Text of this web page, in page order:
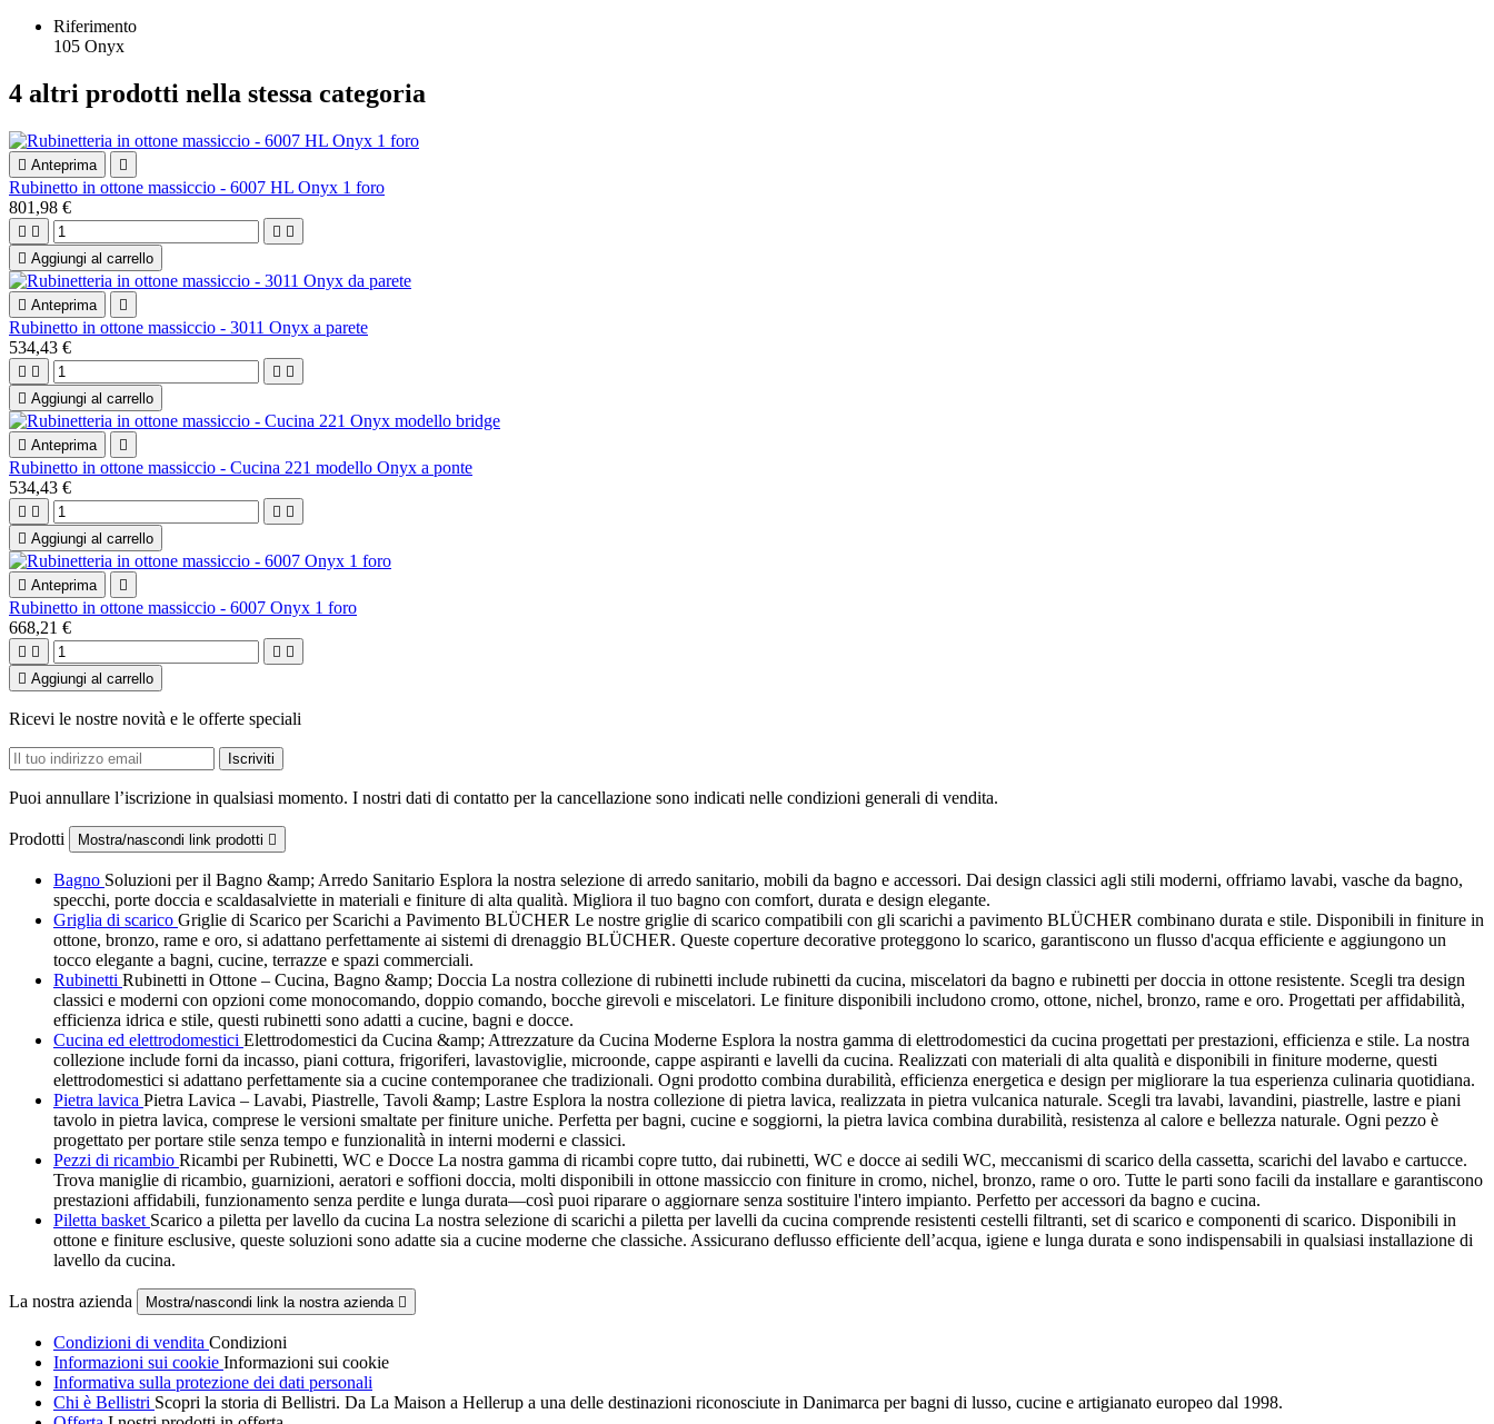
Riferimento
105 Onyx
4 altri prodotti nella stessa categoria
 Anteprima 
Rubinetto in ottone massiccio - 6007 HL Onyx 1 foro
801,98 €
   
 Aggiungi al carrello
 Anteprima 
Rubinetto in ottone massiccio - 3011 Onyx a parete
534,43 €
   
 Aggiungi al carrello
 Anteprima 
Rubinetto in ottone massiccio - Cucina 221 modello Onyx a ponte
534,43 €
   
 Aggiungi al carrello
 Anteprima 
Rubinetto in ottone massiccio - 6007 Onyx 1 foro
668,21 €
   
 Aggiungi al carrello
Ricevi le nostre novità e le offerte speciali
Puoi annullare l’iscrizione in qualsiasi momento. I nostri dati di contatto per la cancellazione sono indicati nelle condizioni generali di vendita.
Prodotti Mostra/nascondi link prodotti 
Bagno Soluzioni per il Bagno &amp; Arredo Sanitario Esplora la nostra selezione di arredo sanitario, mobili da bagno e accessori. Dai design classici agli stili moderni, offriamo lavabi, vasche da bagno,
specchi, porte doccia e scaldasalviette in materiali e finiture di alta qualità. Migliora il tuo bagno con comfort, durata e design elegante.
Griglia di scarico Griglie di Scarico per Scarichi a Pavimento BLÜCHER Le nostre griglie di scarico compatibili con gli scarichi a pavimento BLÜCHER combinano durata e stile. Disponibili in finiture in
ottone, bronzo, rame e oro, si adattano perfettamente ai sistemi di drenaggio BLÜCHER. Queste coperture decorative proteggono lo scarico, garantiscono un flusso d'acqua efficiente e aggiungono un
tocco elegante a bagni, cucine, terrazze e spazi commerciali.
Rubinetti Rubinetti in Ottone – Cucina, Bagno &amp; Doccia La nostra collezione di rubinetti include rubinetti da cucina, miscelatori da bagno e rubinetti per doccia in ottone resistente. Scegli tra design
classici e moderni con opzioni come monocomando, doppio comando, bocche girevoli e miscelatori. Le finiture disponibili includono cromo, ottone, nichel, bronzo, rame e oro. Progettati per affidabilità,
efficienza idrica e stile, questi rubinetti sono adatti a cucine, bagni e docce.
Cucina ed elettrodomestici Elettrodomestici da Cucina &amp; Attrezzature da Cucina Moderne Esplora la nostra gamma di elettrodomestici da cucina progettati per prestazioni, efficienza e stile. La nostra
collezione include forni da incasso, piani cottura, frigoriferi, lavastoviglie, microonde, cappe aspiranti e lavelli da cucina. Realizzati con materiali di alta qualità e disponibili in finiture moderne, questi
elettrodomestici si adattano perfettamente sia a cucine contemporanee che tradizionali. Ogni prodotto combina durabilità, efficienza energetica e design per migliorare la tua esperienza culinaria quotidiana.
Pietra lavica Pietra Lavica – Lavabi, Piastrelle, Tavoli &amp; Lastre Esplora la nostra collezione di pietra lavica, realizzata in pietra vulcanica naturale. Scegli tra lavabi, lavandini, piastrelle, lastre e piani
tavolo in pietra lavica, comprese le versioni smaltate per finiture uniche. Perfetta per bagni, cucine e soggiorni, la pietra lavica combina durabilità, resistenza al calore e bellezza naturale. Ogni pezzo è
progettato per portare stile senza tempo e funzionalità in interni moderni e classici.
Pezzi di ricambio Ricambi per Rubinetti, WC e Docce La nostra gamma di ricambi copre tutto, dai rubinetti, WC e docce ai sedili WC, meccanismi di scarico della cassetta, scarichi del lavabo e cartucce.
Trova maniglie di ricambio, guarnizioni, aeratori e soffioni doccia, molti disponibili in ottone massiccio con finiture in cromo, nichel, bronzo, rame o oro. Tutte le parti sono facili da installare e garantiscono
prestazioni affidabili, funzionamento senza perdite e lunga durata—così puoi riparare o aggiornare senza sostituire l'intero impianto. Perfetto per accessori da bagno e cucina.
Piletta basket Scarico a piletta per lavello da cucina La nostra selezione di scarichi a piletta per lavelli da cucina comprende resistenti cestelli filtranti, set di scarico e componenti di scarico. Disponibili in
ottone e finiture esclusive, queste soluzioni sono adatte sia a cucine moderne che classiche. Assicurano deflusso efficiente dell’acqua, igiene e lunga durata e sono indispensabili in qualsiasi installazione di
lavello da cucina.
La nostra azienda Mostra/nascondi link la nostra azienda 
Condizioni di vendita Condizioni
Informazioni sui cookie Informazioni sui cookie
Informativa sulla protezione dei dati personali
Chi è Bellistri Scopri la storia di Bellistri. Da La Maison a Hellerup a una delle destinazioni riconosciute in Danimarca per bagni di lusso, cucine e artigianato europeo dal 1998.